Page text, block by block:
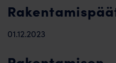
01.12.2023